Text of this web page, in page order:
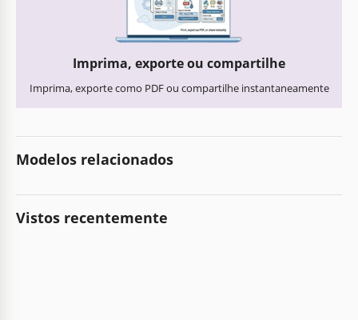
Imprima, exporte ou compartilhe
Imprima, exporte como PDF ou compartilhe instantaneamente
Modelos relacionados
Vistos recentemente